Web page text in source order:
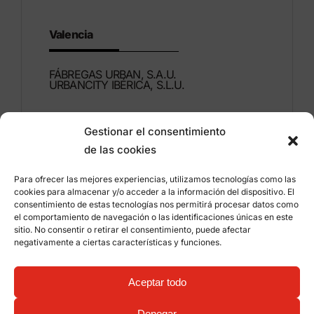
Gestionar el consentimiento
de las cookies
Para ofrecer las mejores experiencias, utilizamos tecnologías como las
cookies para almacenar y/o acceder a la información del dispositivo. El
consentimiento de estas tecnologías nos permitirá procesar datos como
el comportamiento de navegación o las identificaciones únicas en este
sitio. No consentir o retirar el consentimiento, puede afectar
negativamente a ciertas características y funciones.
Aceptar todo
Valencia
FÁBREGAS URBAN, S.A.U.
URBANCITY IBÉRICA, S.L.U.
46960 ALDAIA
Valencia – España
+34 96 151 53 44
info@grupfabregas.com
Grup Fábregas
Acceso distribuidores
Aviso legal
Política de privacidad
Información sobre cookies
mobiliario urbano ECO Friendly –